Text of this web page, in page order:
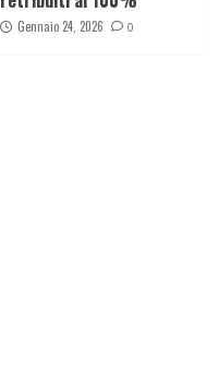
Gennaio 24, 2026 0